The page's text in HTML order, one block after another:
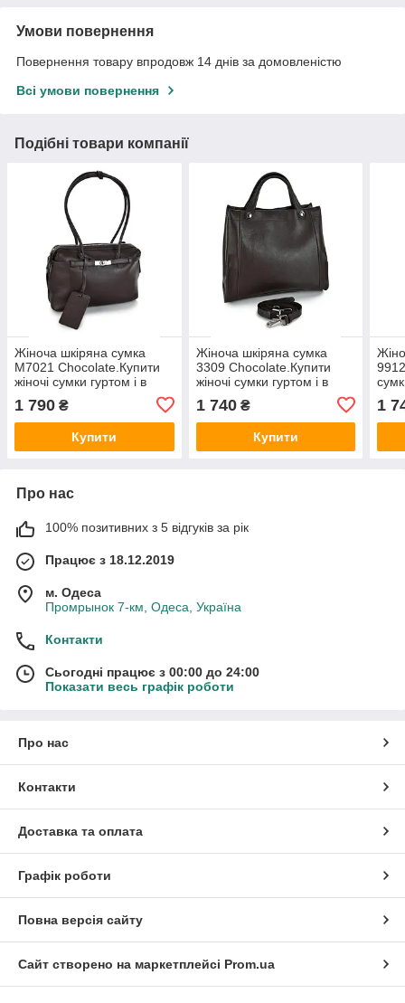
Умови повернення
Повернення товару впродовж 14 днів за домовленістю
Всі умови повернення
Подібні товари компанії
Жіноча шкіряна сумка
M7021 Chocolate.Купити
жіночі сумки гуртом і в
шкіри в Україні
1 790 ₴
Купити
Жіноча шкіряна сумка
3309 Chocolate.Купити
жіночі сумки гуртом і в
шкіри в Україні
1 740₴
Купити
1
Про нас
100% позитивних з 5 відгуків за рік
Працює з 18.12.2019
м. Одеса
Промрынок 7-км, Одеса, Україна
Контакти
Сьогодні працює з 00:00 до 24:00
Показати весь графік роботи
Про нас
Контакти
Доставка та оплата
Графік роботи
Повна версія сайту
Сайт створено на маркетплейсі Prom.ua